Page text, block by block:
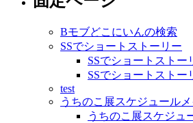
Bモブどこにいんの検索
SSでショートストーリー
SSでショートストー
SSでショートストー
test
うちのこ展スケジュール
うちのこ展スケジュ